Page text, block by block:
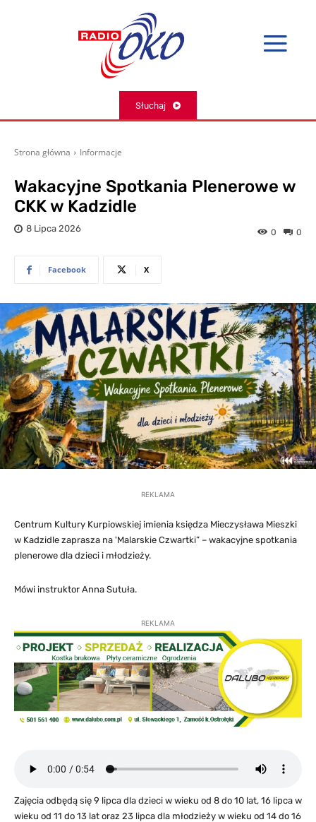
Słuchaj
Strona główna Informacje
Wakacyjne Spotkania Plenerowe w
CKK w Kadzidle
8 Lipca 2026 0
0
Facebook X
REKLAMA
Centrum Kultury Kurpiowskiej imienia księdza Mieczysława Mieszki
w Kadzidle zaprasza na 'Malarskie Czwartki” – wakacyjne spotkania
plenerowe dla dzieci i młodzieży.
Mówi instruktor Anna Sutuła.
REKLAMA
Zajęcia odbędą się 9 lipca dla dzieci w wieku od 8 do 10 lat, 16 lipca w
wieku od 11 do 13 lat oraz 23 lipca dla młodzieży w wieku od 14 do 16